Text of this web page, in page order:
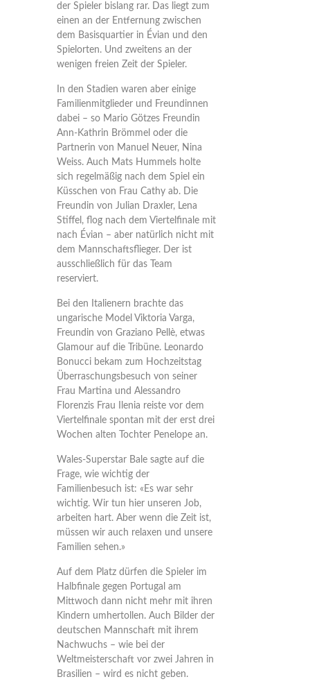
der Spieler bislang rar. Das liegt zum
einen an der Entfernung zwischen
dem Basisquartier in Évian und den
Spielorten. Und zweitens an der
wenigen freien Zeit der Spieler.
In den Stadien waren aber einige
Familienmitglieder und Freundinnen
dabei – so Mario Götzes Freundin
Ann-Kathrin Brömmel oder die
Partnerin von Manuel Neuer, Nina
Weiss. Auch Mats Hummels holte
sich regelmäßig nach dem Spiel ein
Küsschen von Frau Cathy ab. Die
Freundin von Julian Draxler, Lena
Stiffel, flog nach dem Viertelfinale mit
nach Évian – aber natürlich nicht mit
dem Mannschaftsflieger. Der ist
ausschließlich für das Team
reserviert.
Bei den Italienern brachte das
ungarische Model Viktoria Varga,
Freundin von Graziano Pellè, etwas
Glamour auf die Tribüne. Leonardo
Bonucci bekam zum Hochzeitstag
Überraschungsbesuch von seiner
Frau Martina und Alessandro
Florenzis Frau Ilenia reiste vor dem
Viertelfinale spontan mit der erst drei
Wochen alten Tochter Penelope an.
Wales-Superstar Bale sagte auf die
Frage, wie wichtig der
Familienbesuch ist: «Es war sehr
wichtig. Wir tun hier unseren Job,
arbeiten hart. Aber wenn die Zeit ist,
müssen wir auch relaxen und unsere
Familien sehen.»
Auf dem Platz dürfen die Spieler im
Halbfinale gegen Portugal am
Mittwoch dann nicht mehr mit ihren
Kindern umhertollen. Auch Bilder der
deutschen Mannschaft mit ihrem
Nachwuchs – wie bei der
Weltmeisterschaft vor zwei Jahren in
Brasilien – wird es nicht geben.